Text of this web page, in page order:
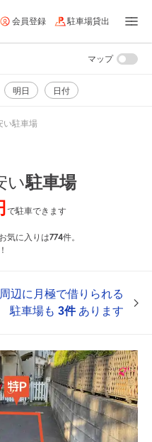
会員登録 駐車場貸出
明日 日付
マップ
い駐車場
い駐車場
で駐車できます
気に入りは774件。
辺に月極で借りられる
駐車場も 3件あります